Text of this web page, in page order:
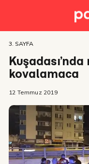
3. SAYFA
kovalamaca
12 Temmuz 2019